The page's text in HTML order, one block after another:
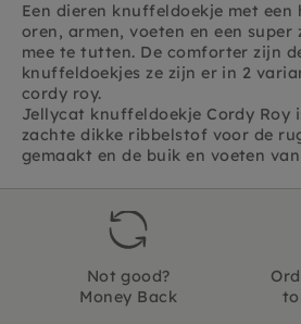
Een dieren knuffeldoekje met een
oren, armen, voeten en een
mee te tutten. De comforter zijn
knuffeldoekjes ze zijn er in 2
cordy roy.
Jellycat knuffeldoekje Cordy Roy
zachte dikke ribbelstof voor de
gemaakt en de buik en voeten
Not good?
Money Back